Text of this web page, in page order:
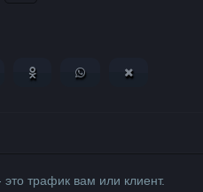
в TelegramВКонтакте
Поделиться вПоделиться в
это трафик вам или клиент.